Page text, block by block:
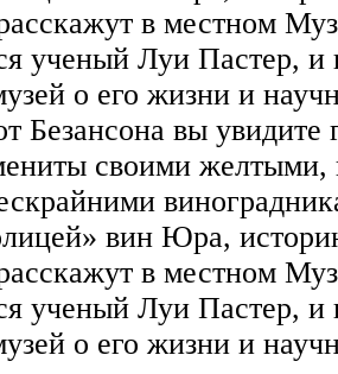
в местном
ученый Луи Пастер, и
о его жизни и
Безансона вы увидите
своими желтыми,
вин Юра,
в местном
ученый Луи Пастер, и
о его жизни и